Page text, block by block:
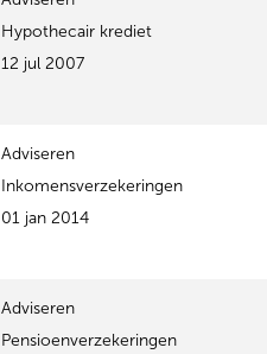
Hypothecair krediet
12 jul 2007
Adviseren
Inkomensverzekeringen
01 jan 2014
Adviseren
Pensioenverzekeringen